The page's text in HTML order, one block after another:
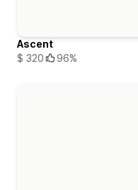
Ascent
$ 320
96%